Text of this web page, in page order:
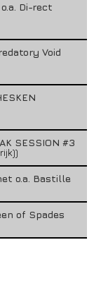
Di-rect
Void
SESSION #3
o.a. Bastille
of Spades